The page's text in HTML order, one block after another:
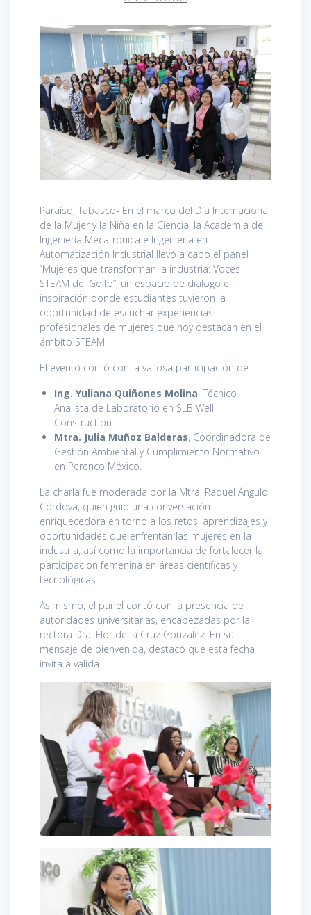
Paraíso, Tabasco- En el marco del Día Internacional
de la Mujer y la Niña en la Ciencia, la Academia de
Ingeniería Mecatrónica e Ingeniería en
Automatización Industrial llevó a cabo el panel
“Mujeres que transforman la industria: Voces
STEAM del Golfo”, un espacio de diálogo e
inspiración donde estudiantes tuvieron la
oportunidad de escuchar experiencias
profesionales de mujeres que hoy destacan en el
ámbito STEAM.
El evento contó con la valiosa participación de:
Ing. Yuliana Quiñones Molina, Técnico
Analista de Laboratorio en SLB Well
Construction.
Mtra. Julia Muñoz Balderas, Coordinadora de
Gestión Ambiental y Cumplimiento Normativo
en Perenco México.
La charla fue moderada por la Mtra. Raquel Ángulo
Córdova, quien guio una conversación
enriquecedora en torno a los retos, aprendizajes y
oportunidades que enfrentan las mujeres en la
industria, así como la importancia de fortalecer la
participación femenina en áreas científicas y
tecnológicas.
Asimismo, el panel contó con la presencia de
autoridades universitarias, encabezadas por la
rectora Dra. Flor de la Cruz González. En su
mensaje de bienvenida, destacó que esta fecha
invita a valida.